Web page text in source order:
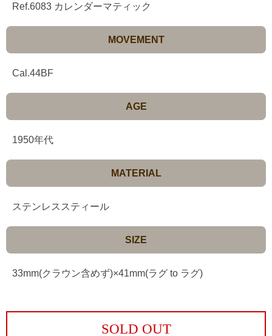
Ref.6083 カレンダーマティック
MOVEMENT
Cal.44BF
AGE
1950年代
MATERIAL
ステンレススティール
SIZE
33mm(クラウン含めず)×41mm(ラグ to ラグ)
SOLD OUT